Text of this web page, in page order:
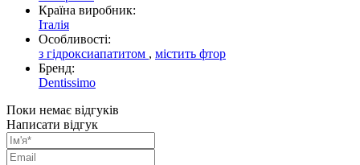
Країна виробник:
Італія
Особливості:
з гідроксиапатитом , містить фтор
Бренд:
Dentissimo
Поки немає відгуків
Написати відгук